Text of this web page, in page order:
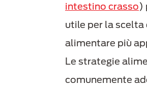
intestino crasso)
utile per la scelta
alimentare più
Le strategie
comunemente